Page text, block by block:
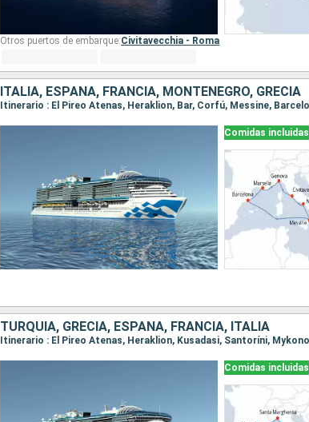
Otros puertos de embarque:Civitavecchia - Roma
ITALIA, ESPAÑA, FRANCIA, MONTENEGRO, GRECIA
Comidas incluidas
TURQUÍA, GRECIA, ESPAÑA, FRANCIA, ITALIA
Comidas incluidas